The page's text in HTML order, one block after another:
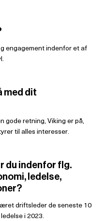
engagement indenfor et af
med dit
gode retning, Viking er på,
til alles interesser.
du indenfor flg.
ledelse,
driftsleder de seneste 10
i 2023.